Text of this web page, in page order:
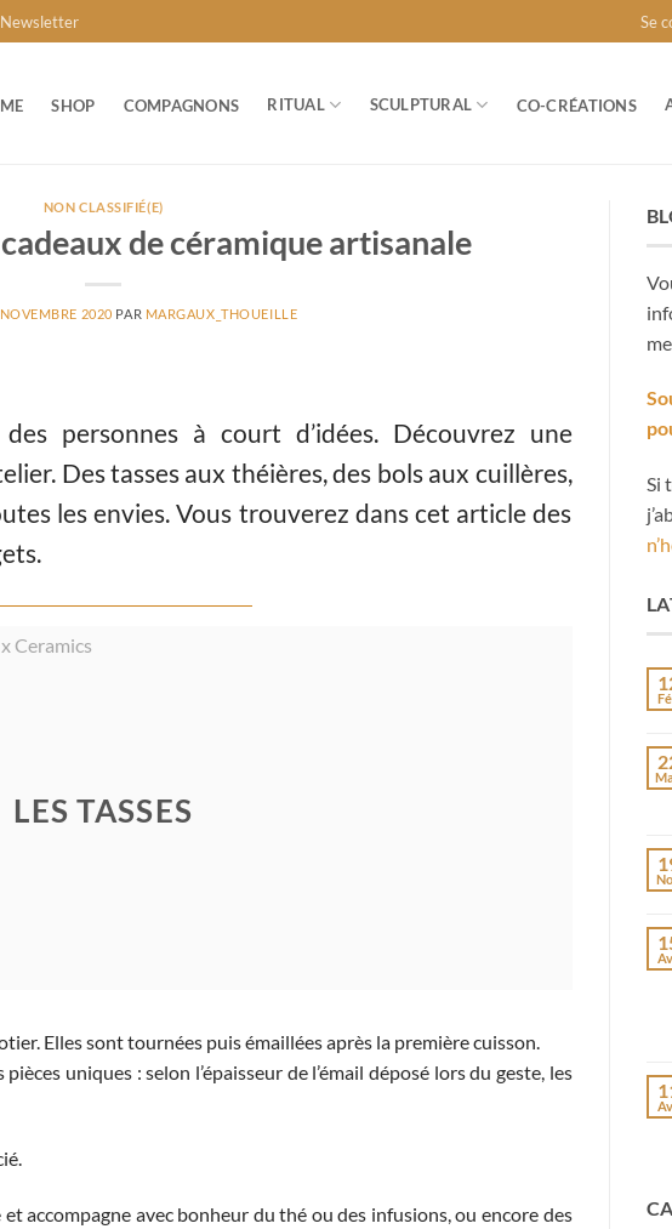
Newsletter Se
SHOP COMPAGNONS RITUAL SCULPTURAL CO-CRÉATIONS
NON CLASSIFIÉ(E)
de céramique artisanale
2020 PAR MARGAUX_THOUEILLE
personnes à court d’idées. Découvrez une
Des tasses aux théières, des bols aux cuillères,
les envies. Vous trouverez dans cet article des
LES TASSES
Elles sont tournées puis émaillées après la première cuisson.
uniques : selon l’épaisseur de l’émail déposé lors du geste, les
accompagne avec bonheur du thé ou des infusions, ou encore des
Si